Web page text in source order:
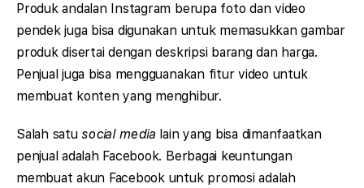
Produk andalan Instagram berupa foto dan video
pendek juga bisa digunakan untuk memasukkan gambar
produk disertai dengan deskripsi barang dan harga.
Penjual juga bisa mengguanakan fitur video untuk
membuat konten yang menghibur.
Salah satusocial media lain yang bisa dimanfaatkan
penjual adalah Facebook. Berbagai keuntungan
membuat akun Facebook untuk promosi adalah